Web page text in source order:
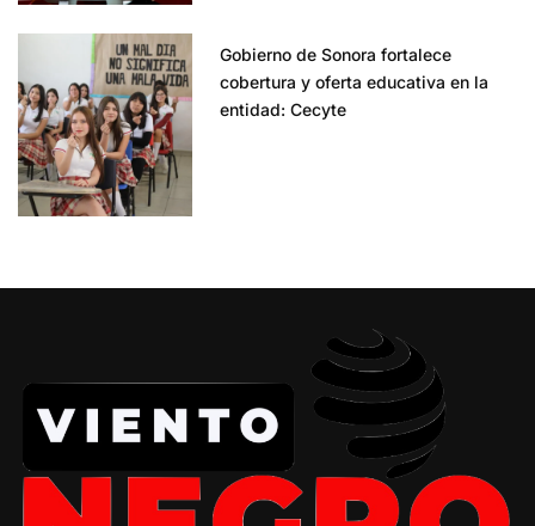
Gobierno de Sonora fortalece
cobertura y oferta educativa en la
entidad: Cecyte